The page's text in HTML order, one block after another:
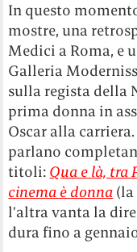
In questo
mostre, una
Medici a Roma, e
Galleria
sulla regista della
prima donna in
Oscar alla
parlano
titoli: Qua e là, tra
cinema è donna
l’altra vanta la
dura fino a